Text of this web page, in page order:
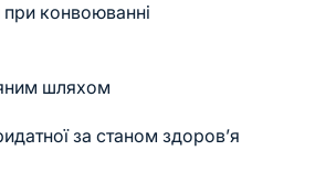
конвоюванні
шляхом
за станом здоров’я